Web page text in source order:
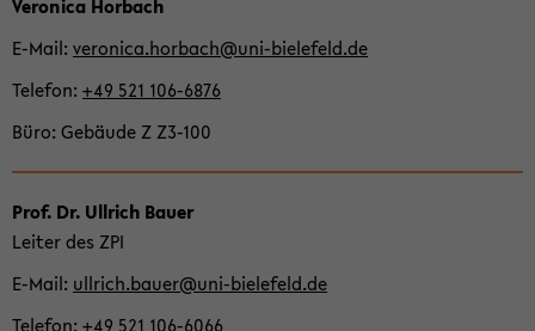
on
wech­
Ve­ro­ni­ca Hor­bach
E-​Mail ve­ro­ni­ca.hor­bach@uni-​bielefeld.de
Te­le­fon +49 521 106-​6876
Büro Ge­bäu­de Z Z3-​100
Prof. Dr. Ull­rich Bauer
Lei­ter des ZPI
E-​Mail ull­rich.bauer@uni-​bielefeld.de
Te­le­fon +49 521 106-​6066